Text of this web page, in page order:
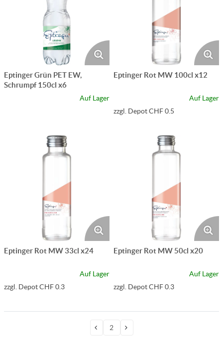
Eptinger Grün PET EW,
Schrumpf 150cl x6
Auf Lager
Eptinger Rot MW 100cl x12
Auf Lager
zzgl. Depot CHF 0.5
Eptinger Rot MW 33cl x24
Auf Lager
zzgl. Depot CHF 0.3
Eptinger Rot MW 50cl x20
Auf Lager
zzgl. Depot CHF 0.3